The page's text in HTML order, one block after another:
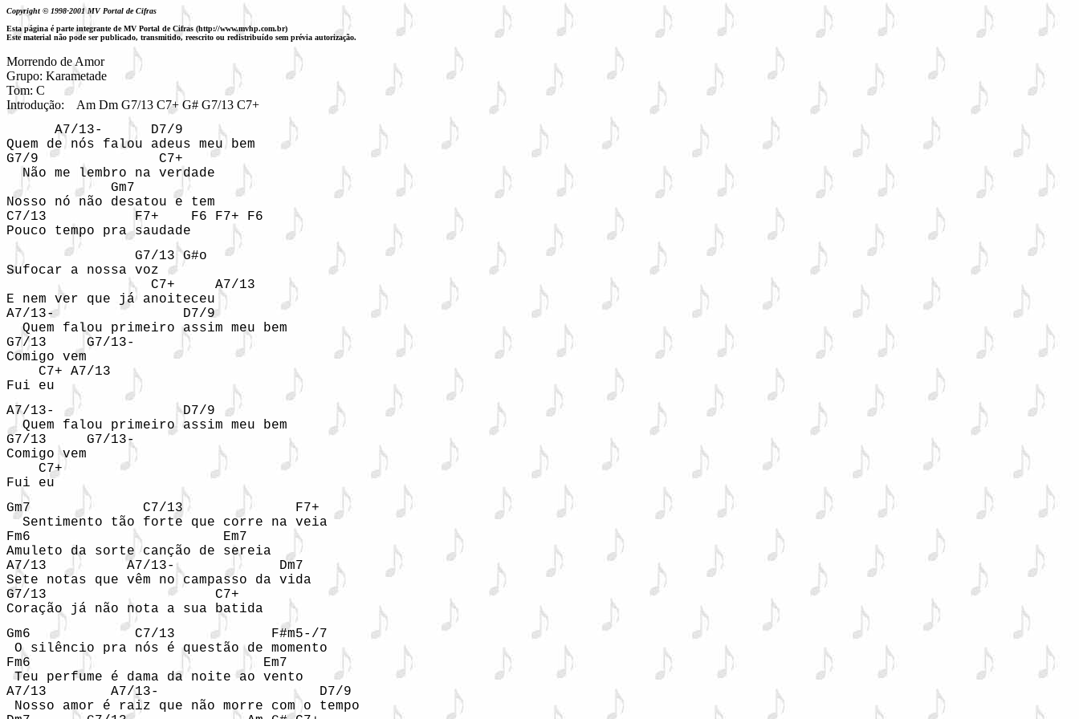
Copyright © 1998-2001 MV Portal de Cifras
Esta página é parte integrante de MV Portal de Cifras (http://www.mvhp.com.br)
Este material não pode ser publicado, transmitido, reescrito ou redistribuído sem prévia autorização.
Morrendo de Amor
Grupo: Karametade
Tom: C
Introdução:
Am Dm G7/13 C7+ G# G7/13 C7+
      A7/13-      D7/9
Quem de nós falou adeus meu bem
G7/9               C7+
  Não me lembro na verdade
             Gm7
Nosso nó não desatou e tem
C7/13           F7+    F6 F7+ F6
Pouco tempo pra saudade
                G7/13 G#o
Sufocar a nossa voz
                  C7+     A7/13
E nem ver que já anoiteceu
A7/13-                D7/9
  Quem falou primeiro assim meu bem
G7/13     G7/13-
Comigo vem
    C7+ A7/13
Fui eu
A7/13-                D7/9
  Quem falou primeiro assim meu bem
G7/13     G7/13-
Comigo vem
    C7+
Fui eu
Gm7              C7/13              F7+
  Sentimento tão forte que corre na veia
Fm6                        Em7
Amuleto da sorte canção de sereia
A7/13          A7/13-             Dm7
Sete notas que vêm no campasso da vida
G7/13                     C7+
Coração já não nota a sua batida
Gm6             C7/13            F#m5-/7
O silêncio pra nós é questão de momento
Fm6                             Em7
Teu perfume é dama da noite ao vento
A7/13        A7/13-                    D7/9
Nosso amor é raiz que não morre com o tempo